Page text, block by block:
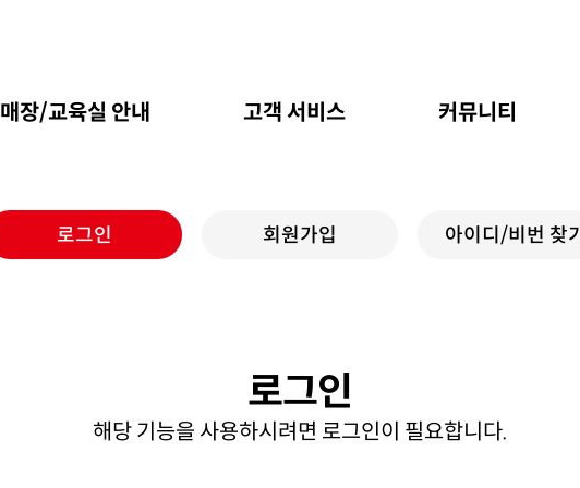
매장/교육실 안내 고객 서비스 커뮤니티
로그인 회원가입 아이디/비번 찾기
로그인
해당 기능을 사용하시려면 로그인이 필요합니다.